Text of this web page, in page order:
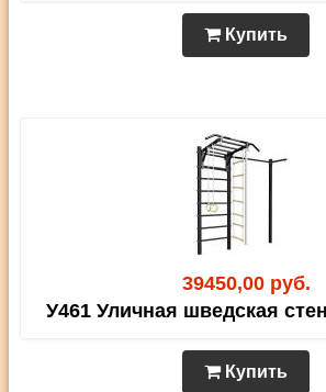
Купить
39450,00 руб.
У461 Уличная шведская
Купить